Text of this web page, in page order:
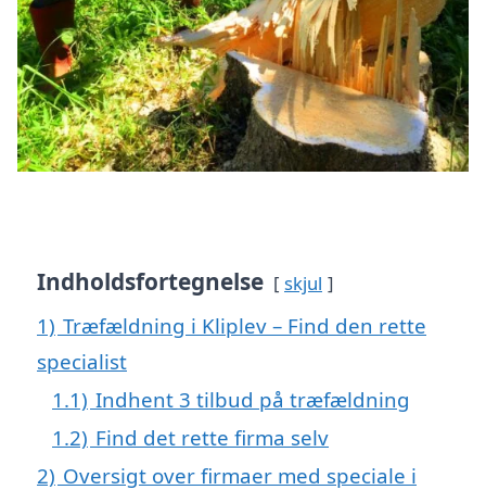
Indholdsfortegnelse skjul
1) Træfældning i Kliplev – Find den rette
specialist
1.1) Indhent 3 tilbud på træfældning
1.2) Find det rette firma selv
2) Oversigt over firmaer med speciale i